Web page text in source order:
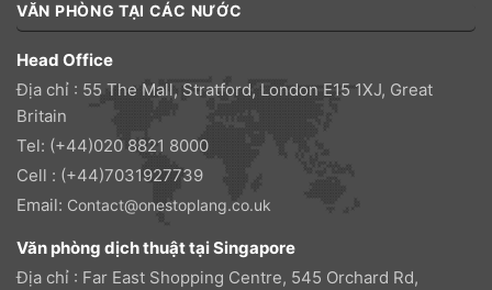
VĂN PHÒNG TẠI CÁC NƯỚC
Head Office
Địa chỉ : 55 The Mall, Stratford, London E15 1XJ, Great
Britain
Tel: (+44)020 8821 8000
Cell : (+44)7031927739
Email: Contact@onestoplang.co.uk
Văn phòng dịch thuật tại Singapore
Địa chỉ : Far East Shopping Centre, 545 Orchard Rd,